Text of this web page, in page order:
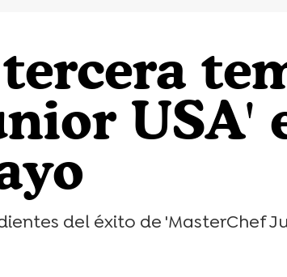
USA'
del éxito de 'MasterChef